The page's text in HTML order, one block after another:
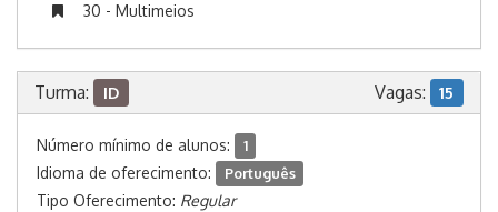
30 - Multimeios
Turma: ID Vagas: 15
Número mínimo de alunos: 1
Idioma de oferecimento: Português
Tipo Oferecimento: Regular